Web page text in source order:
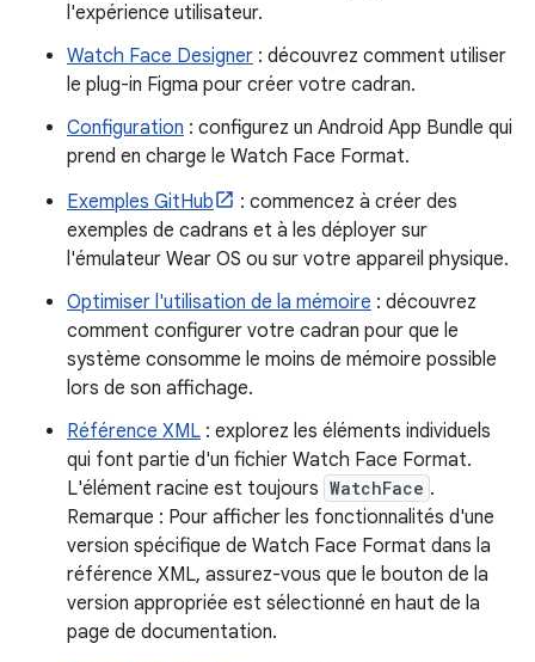
l'expérience utilisateur.
Watch Face Designer : découvrez comment utiliser
le plug-in Figma pour créer votre cadran.
Configuration : configurez un Android App Bundle qui
prend en charge le Watch Face Format.
Exemples GitHub
: commencez à créer des
exemples de cadrans et à les déployer sur
l'émulateur Wear OS ou sur votre appareil physique.
Optimiser l'utilisation de la mémoire : découvrez
comment configurer votre cadran pour que le
système consomme le moins de mémoire possible
lors de son affichage.
Référence XML : explorez les éléments individuels
qui font partie d'un fichier Watch Face Format.
L'élément racine est toujours WatchFace .
Remarque : Pour afficher les fonctionnalités d'une
version spécifique de Watch Face Format dans la
référence XML, assurez-vous que le bouton de la
version appropriée est sélectionné en haut de la
page de documentation.